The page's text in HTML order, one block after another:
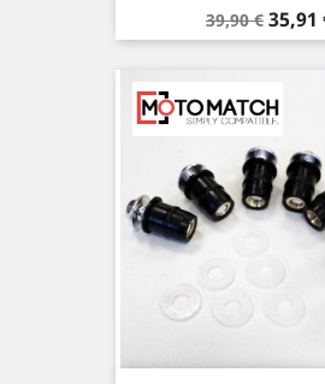
Prezzo
base
39,90 € 35,91